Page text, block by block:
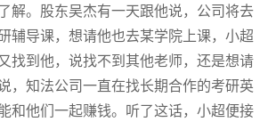
解。股东吴杰有一天跟他说，公司将去
辅导课，想请他也去某学院上课，小超
找到他，说找不到其他老师，还是想请
，知法公司一直在找长期合作的考研英
和他们一起赚钱。听了这话，小超便接